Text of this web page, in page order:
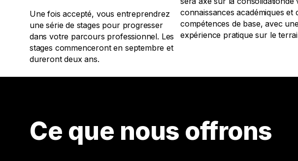
Une fois accepté, vous entreprendrez
une série de stages pour progresser
dans votre parcours professionnel. Les
stages commenceront en septembre et
dureront deux ans.
connaissances académiques et
compétences de base, avec
expérience pratique sur le
Ce que nous offrons